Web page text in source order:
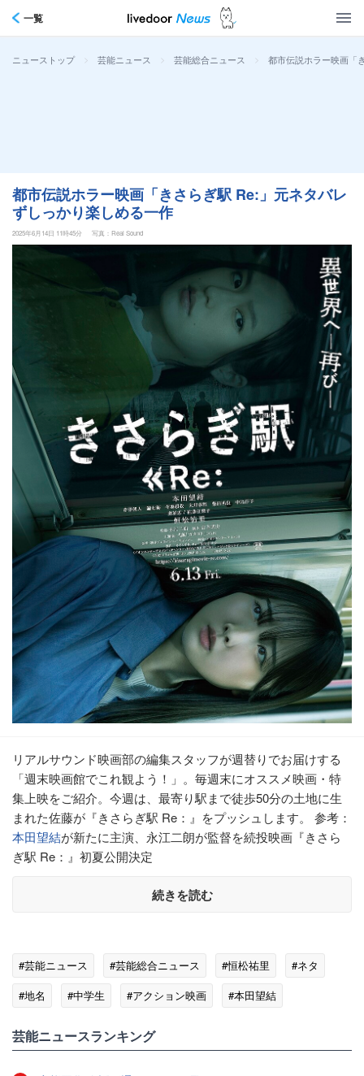
一覧
ニューストップ > 芸能ニュース > 芸能総合ニュース > 都市伝説ホラー映画「
都市伝説ホラー映画「きさらぎ駅 Re:」元ネタバレ
ずしっかり楽しめる一作
2025年6月14日 11時45分 写真：Real Sound
リアルサウンド映画部の編集スタッフが週替りでお届けする
「週末映画館でこれ観よう！」。毎週末にオススメ映画・特
集上映をご紹介。今週は、最寄り駅まで徒歩50分の土地に生
まれた佐藤が『きさらぎ駅 Re：』をプッシュします。 参考：
本田望結が新たに主演、永江二朗が監督を続投映画『きさら
ぎ駅 Re：』初夏公開決定
続きを読む
#芸能ニュース #芸能総合ニュース #恒松祐里
#ネタ
#地名
#中学生 #アクション映画
#本田望結
芸能ニュースランキング